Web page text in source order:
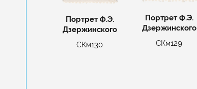
Портрет Ф.Э.
Дзержинского
СКм130
Портрет Ф.Э.
Дзержинского
СКм129